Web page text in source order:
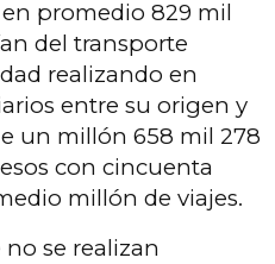
promedio 829 mil
del transporte
realizando en
entre su origen y
un millón 658 mil 278
con cincuenta
millón de viajes.
se realizan